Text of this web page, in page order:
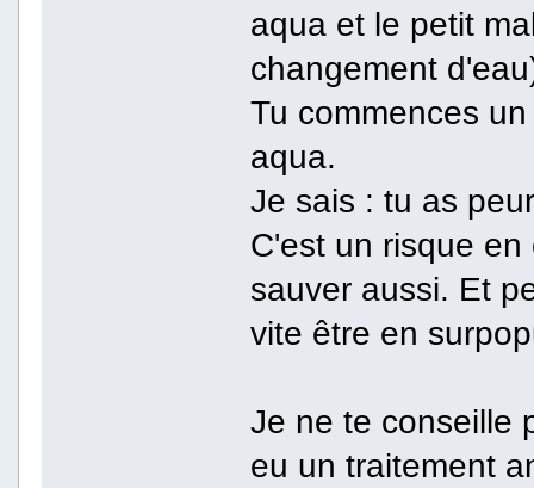
aqua et le petit
changement
Tu commences
aqua.
Je sais : tu as
C'est un risque
sauver aussi. Et
vite être en
Je ne te conseille
eu un traitement